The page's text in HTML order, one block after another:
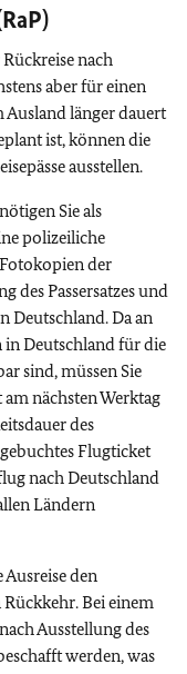
nach
aber für einen
Ausland länger dauert
ist, können die
ausstellen.
Sie als
polizeiliche
der
des Passersatzes und
Deutschland. Da an
in Deutschland für die
sind, müssen Sie
nächsten Werktag
des
Flugticket
nach Deutschland
Ländern
den
Bei einem
Ausstellung des
werden, was